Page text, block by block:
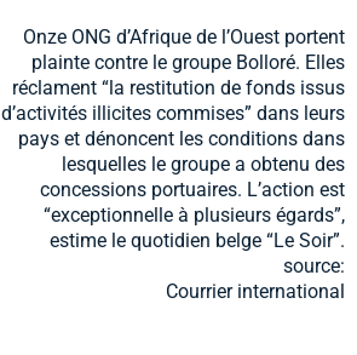
Onze ONG d’Afrique de l’Ouest portent
plainte contre le groupe Bolloré. Elles
réclament “la restitution de fonds issus
d’activités illicites commises” dans leurs
pays et dénoncent les conditions dans
lesquelles le groupe a obtenu des
concessions portuaires. L’action est
“exceptionnelle à plusieurs égards”,
estime le quotidien belge “Le Soir”.
source:
Courrier international